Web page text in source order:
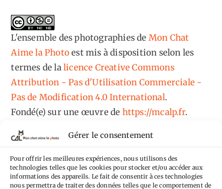
Gérer le consentement
Pour offrir les meilleures expériences, nous utilisons des
technologies telles que les cookies pour stocker et/ou accéder aux
informations des appareils. Le fait de consentir à ces technologies
nous permettra de traiter des données telles que le comportement de
L'ensemble des photographiesde Mon Chat
Aime la Photoest mis à disposition selon les
termes de lalicence Creative Commons
Attribution - Pas d'Utilisation Commerciale -
Pas de Modification 4.0 International.
Fondé(e) sur une œuvre de https://mcalp.fr.
Tags